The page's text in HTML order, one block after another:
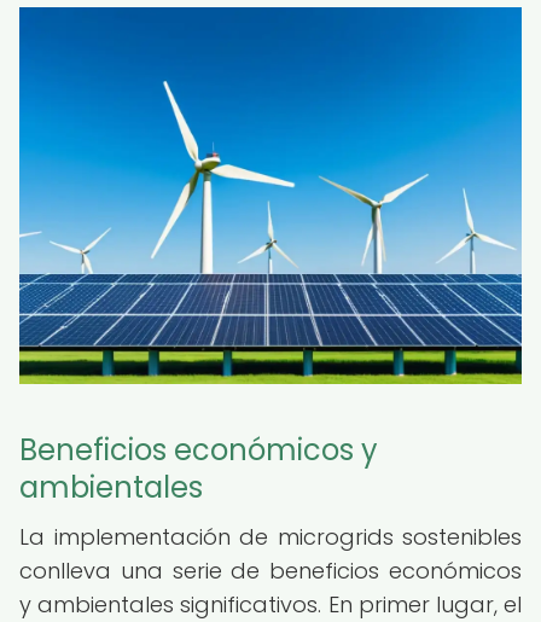
Beneficios económicos y
ambientales
La implementación de microgrids sostenibles
conlleva una serie de beneficios económicos
y ambientales significativos. En primer lugar, el